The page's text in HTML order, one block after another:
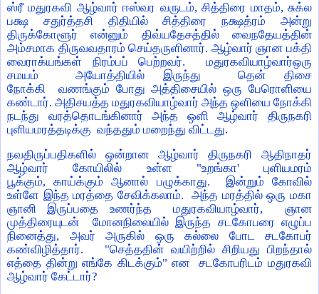
ஸ்ரீ மதுரகவி ஆழ்வார் ஈஸ்வர வருடம்,சித்திரை மாதம்,சுக்ல
பக்ஷ சதுர்த்தசி திதியில் சித்திரை நக்ஷத்ரம் அன்று
திருக்கோளூர் என்னும் திவ்யதேசத்தில் வைநதேயத்தின்
அம்சமாக திருவவதாரம் செய்தருளினார். ஆழ்வார் ஞான பக்தி
வைராக்யங்கள் நிரம்பப் பெற்றவர்.
மதுரகவியாழ்வார்ஒரு
சமயம்
அயோத்தியில் இருந்து
தென் திசை
நோக்கி
வணங்கும் போது அத்திசையில் ஒரு பேரொளியை
கண்டார். அதிசயத்த மதுரகவியாழ்வார் அந்த ஒளியை நோக்கி
நடந்து வரத்தொடங்கினார் அந்த ஒளி ஆழ்வார் திருநகரி
புளியமரத்தடிக்கு வந்ததும் மறைந்து விட்டது.
நவதிருப்பதிகளில் ஒன்றான ஆழ்வார் திருநகரி ஆதிநாதர்
ஆழ்வார் கோயிலில் உள்ள "உறங்கா' புளியமரம்
பூக்கும்,காய்க்கும் ஆனால் பழுக்காது.
இன்றும் கோவில்
உள்ளே இந்த மரத்தை சேவிக்கலாம்.
அந்த மரத்தில் ஒரு மகா
ஞானி இருப்பதை உணர்ந்த
மதுரகவியாழ்வார்,ஞான
முத்திரையுடன்
மோனநிலையில் இருந்த சடகோபரை எழுப்ப
நினைத்து, அவர் அருகில் ஒரு கல்லை போட சடகோபர்
கண்விழித்தார். "செத்ததின் வயிற்றில் சிறியது பிறந்தால்
எத்தை தின்று எங்கே கிடக்கும்" என
சடகோபரிடம் மதுரகவி
ஆழ்வார் கேட்டார்?